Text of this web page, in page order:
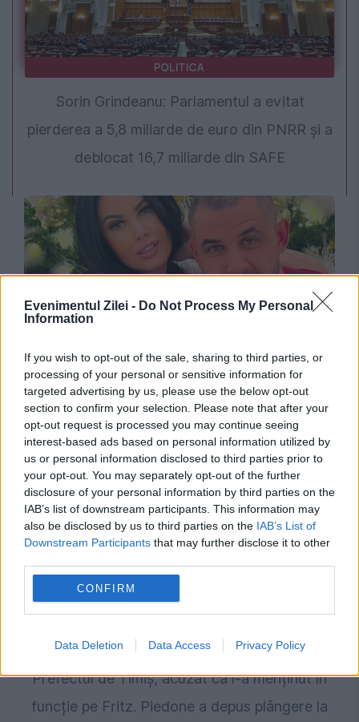
Evenimentul Zilei - Do Not Process My Personal
Information
If you wish to opt-out of the sale, sharing to third parties, or
processing of your personal or sensitive information for
targeted advertising by us, please use the below opt-out
section to confirm your selection. Please note that after your
opt-out request is processed you may continue seeing
interest-based ads based on personal information utilized by
us or personal information disclosed to third parties prior to
your opt-out. You may separately opt-out of the further
disclosure of your personal information by third parties on the
IAB’s list of downstream participants. This information may
also be disclosed by us to third parties on the IAB’s List of
Downstream Participants that may further disclose it to other
CONFIRM
Data Deletion Data Access Privacy Policy
POLITICA
Sorin Grindeanu: Parlamentul a evitat
pierderea a 5,8 miliarde de euro din PNRR și a
deblocat 16,7 miliarde din SAFE
MONDEN
O nouă amânare în dosarul în care este
implicată Oana Zăvoranu. DNA cere închisoare
cu executare pentru vedetă
POLITICA
Prefectul de Timiș, acuzat că l-a menținut în
funcție pe Fritz. Piedone a depus plângere la